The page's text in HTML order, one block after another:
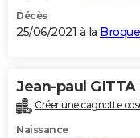
Décès
25/06/2021 à la Broque
Jean-paul GITTA
Créer une cagnotte
Naissance